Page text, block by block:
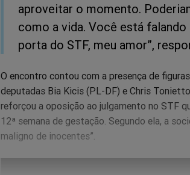
aproveitar o momento.
como a vida. Você está
porta do STF, meu amor”,
O encontro contou com a presença de
deputadas Bia Kicis (PL-DF) e Chris
reforçou a oposição ao julgamento no STF
12ª semana de gestação. Segundo ela, a
maligno de inocentes”.